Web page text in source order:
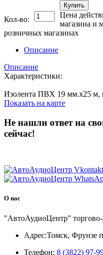
Кол-во:
Купить
Цена
магазина и
розничных магазинах
Описание
Описание
Характеристики:
Изолента ПВХ 19 мм.х25 м,
Показать на карте
Не нашли ответ на
сейчас!
О нас
"АвтоАудиоЦентр"
Адрес:Томск, Фрунзе
Телефон: 8 (3822) 97-